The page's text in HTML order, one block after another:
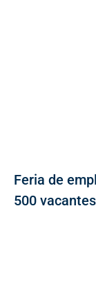
Feria de
500